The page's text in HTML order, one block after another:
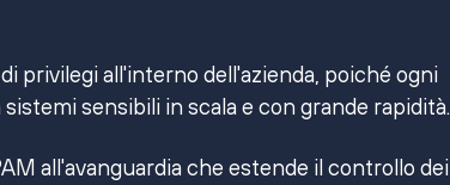
privilegi all'interno dell'azienda, poiché ogni
sensibili in scala e con grande rapidità.
all'avanguardia che estende il controllo dei